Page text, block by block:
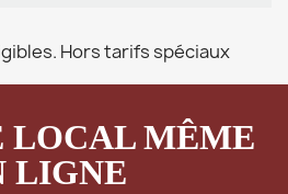
Hors tarifs spéciaux
LOCAL MÊME
LIGNE